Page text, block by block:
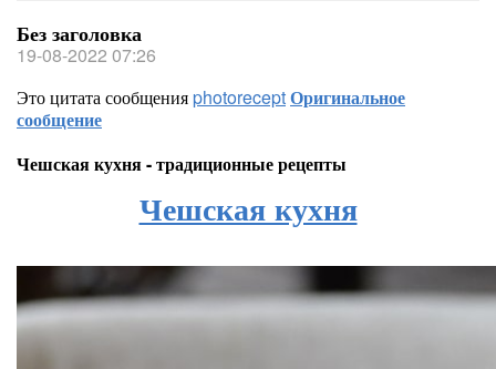
Без заголовка
19-08-2022 07:26
Это цитата сообщенияphotoreceptОригинальное
сообщение
Чешская кухня - традиционные рецепты
Чешская кухня